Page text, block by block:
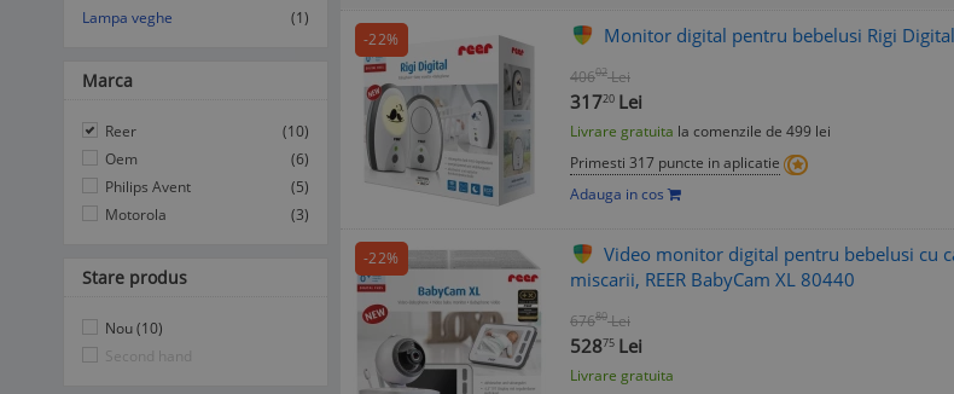
incredere
-22% Monitor digital pentru bebelusi Rigi
40602 Lei
31720 Lei
Livrare gratuita la comenzile de 499 lei
Primesti 317 puncte in aplicatie
Adauga in cos
-22%
Video monitor digital pentru bebelusi cu
miscarii, REER BabyCam XL 80440
67680 Lei
52875 Lei
Livrare gratuita
Lampa veghe
(1)
Marca
Reer
(10)
Oem
(6)
Philips Avent
(5)
Motorola
(3)
Stare produs
Nou (10)
Second hand